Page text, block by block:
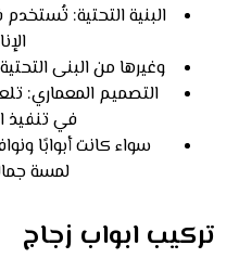
البنية التحتية:
وغيرها من البنى
التصميم المعماري:
في تنفيذ
سواء كانت أبوابًا
لمسة
تركيب ابواب زجاج